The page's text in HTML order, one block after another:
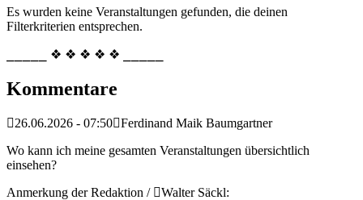
Es wurden keine Veranstaltungen gefunden, die deinen
Filterkriterien entsprechen.
⎯⎯⎯⎯⎯ ❖ ❖ ❖ ❖ ❖ ⎯⎯⎯⎯⎯
Kommentare
26.06.2026 - 07:50 Ferdinand Maik Baumgartner
Wo kann ich meine gesamten Veranstaltungen übersichtlich
einsehen?
Anmerkung der Redaktion /
Walter Säckl: